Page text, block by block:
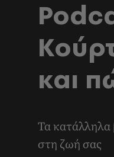
και
Τα κατάλληλα
στη ζωή σας